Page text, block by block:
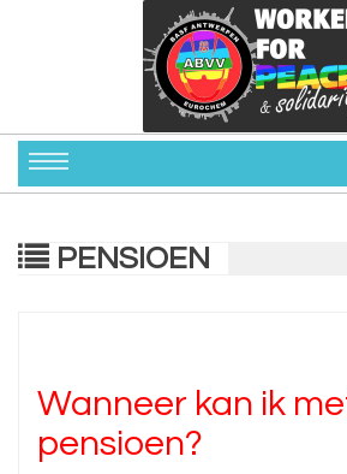
PENSIOEN
Wanneer kan ik
pensioen?